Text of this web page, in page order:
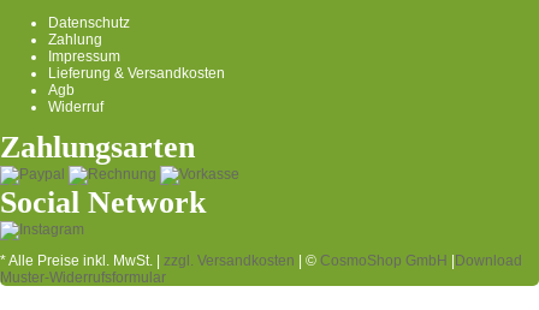
Datenschutz
Zahlung
Impressum
Lieferung & Versandkosten
Agb
Widerruf
Zahlungsarten
Social Network
* Alle Preise inkl. MwSt. | zzgl. Versandkosten | © CosmoShop GmbH |Download
Muster-Widerrufsformular